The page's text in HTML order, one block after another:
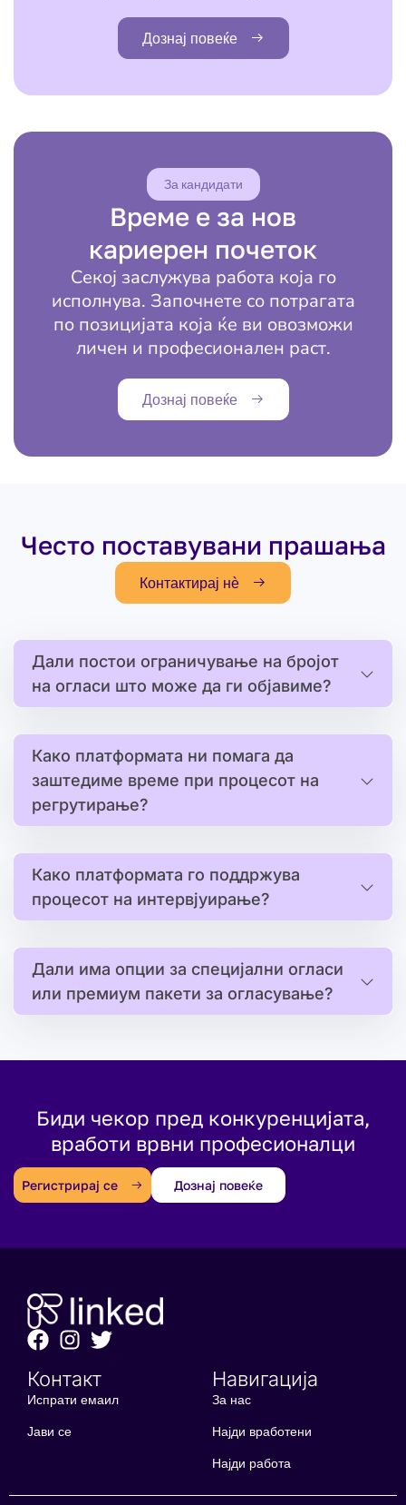
Дознај повеќе
За кандидати
Време е за нов
кариерен почеток
Секој заслужува работа која го
исполнува. Започнете со потрагата
по позицијата која ќе ви овозможи
личен и професионален раст.
Дознај повеќе
Често поставувани прашања
Контактирај нѐ
Дали постои ограничување на бројот
на огласи што може да ги објавиме?
Како платформата ни помага да
заштедиме време при процесот на
регрутирање?
Како платформата го поддржува
процесот на интервјуирање?
Дали има опции за специјални огласи
или премиум пакети за огласување?
Биди чекор пред конкуренцијата,
вработи врвни професионалци
Регистрирај се Дознај повеќе
Контакт
Испрати емаил
Јави се
Навигација
За нас
Најди вработени
Најди работа